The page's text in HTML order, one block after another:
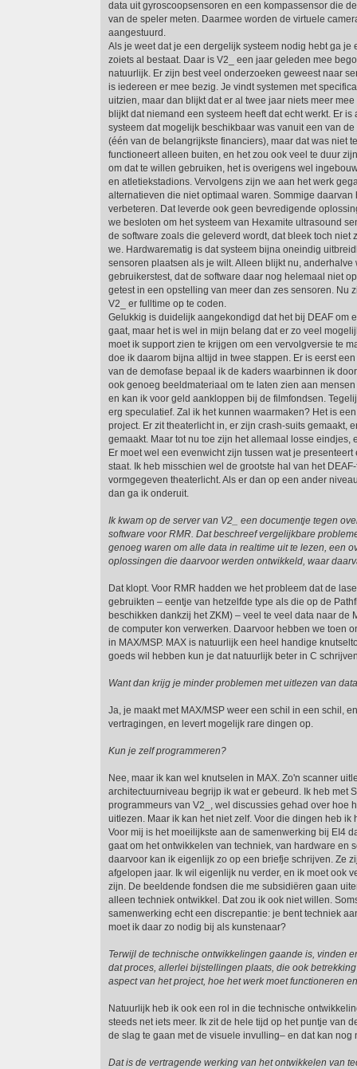
data uit gyroscoopsensoren en een kompassensor die
van de speler meten. Daarmee worden de virtuele
aangestuurd.
Als je weet dat je een dergelijk systeem nodig hebt ga je
zoiets al bestaat. Daar is V2_ een jaar geleden mee
natuurlijk. Er zijn best veel onderzoeken geweest naar
is iedereen er mee bezig. Je vindt systemen met
uitzien, maar dan blijkt dat er al twee jaar niets meer
blijkt dat niemand een systeem heeft dat echt werkt. Er
systeem dat mogelijk beschikbaar was vanuit een van
(één van de belangrijkste financiers), maar dat was niet
functioneert alleen buiten, en het zou ook veel te duur
om dat te willen gebruiken, het is overigens wel
en atletiekstadions. Vervolgens zijn we aan het werk
alternatieven die niet optimaal waren. Sommige
verbeteren. Dat leverde ook geen bevredigende
we besloten om het systeem van Hexamite ultrasound
de software zoals die geleverd wordt, dat bleek toch niet
we. Hardwarematig is dat systeem bijna oneindig
sensoren plaatsen als je wilt. Alleen blijkt nu, anderhalve
gebruikerstest, dat de software daar nog helemaal niet
getest in een opstelling van meer dan zes sensoren. Nu
V2_ er fulltime op te coden.
Gelukkig is duidelijk aangekondigd dat het bij DEAF om
gaat, maar het is wel in mijn belang dat er zo veel
moet ik support zien te krijgen om een vervolgversie te
doe ik daarom bijna altijd in twee stappen. Er is eerst
van de demofase bepaal ik de kaders waarbinnen ik
ook genoeg beeldmateriaal om te laten zien aan
en kan ik voor geld aankloppen bij de filmfondsen.
erg speculatief. Zal ik het kunnen waarmaken? Het is
project. Er zit theaterlicht in, er zijn crash-suits gemaakt,
gemaakt. Maar tot nu toe zijn het allemaal losse eindjes,
Er moet wel een evenwicht zijn tussen wat je
staat. Ik heb misschien wel de grootste hal van het
vormgegeven theaterlicht. Als er dan op een ander
dan ga ik onderuit.
Ik kwam op de server van V2_ een documentje tegen
software voor RMR. Dat beschreef vergelijkbare
genoeg waren om alle data in realtime uit te lezen, een
oplossingen die daarvoor werden ontwikkeld, waar
Dat klopt. Voor RMR hadden we het probleem dat de
gebruikten – eentje van hetzelfde type als die op de
beschikken dankzij het ZKM) – veel te veel data naar de
de computer kon verwerken. Daarvoor hebben we toen
in MAX/MSP. MAX is natuurlijk een heel handige
goeds wil hebben kun je dat natuurlijk beter in C
Want dan krijg je minder problemen met uitlezen van
Ja, je maakt met MAX/MSP weer een schil in een schil,
vertragingen, en levert mogelijk rare dingen op.
Kun je zelf programmeren?
Nee, maar ik kan wel knutselen in MAX. Zo'n scanner
architectuurniveau begrijp ik wat er gebeurd. Ik heb met
programmeurs van V2_, wel discussies gehad over hoe
uitlezen. Maar ik kan het niet zelf. Voor die dingen heb ik
Voor mij is het moeilijkste aan de samenwerking bij EI4
gaat om het ontwikkelen van techniek, van hardware en
daarvoor kan ik eigenlijk zo op een briefje schrijven. Ze
afgelopen jaar. Ik wil eigenlijk nu verder, en ik moet ook
zijn. De beeldende fondsen die me subsidiëren gaan
alleen techniek ontwikkel. Dat zou ik ook niet willen.
samenwerking echt een discrepantie: je bent techniek
moet ik daar zo nodig bij als kunstenaar?
Terwijl de technische ontwikkelingen gaande is, vinden
dat proces, allerlei bijstellingen plaats, die ook
aspect van het project, hoe het werk moet functioneren
Natuurlijk heb ik ook een rol in die technische
steeds net iets meer. Ik zit de hele tijd op het puntje van
de slag te gaan met de visuele invulling– en dat kan nog
Dat is de vertragende werking van het ontwikkelen van